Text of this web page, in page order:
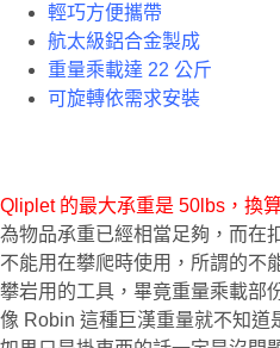
輕巧方便攜帶
航太級鋁合金製成
重量乘載達 22 公斤
可旋轉依需求安裝
Qliplet 的最大承重是 50lbs，換
為物品承重已經相當足夠，而在
不能用在攀爬時使用，所謂的不
攀岩用的工具，畢竟重量乘載部
像 Robin 這種巨漢重量就不知道